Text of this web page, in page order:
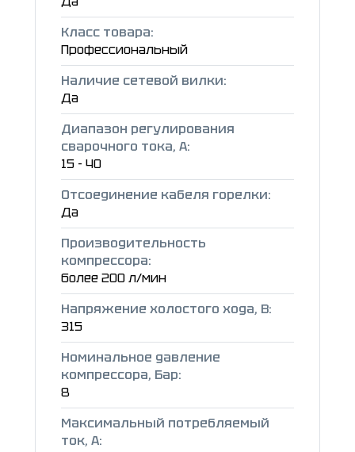
Класс товара:
Профессиональный
Наличие сетевой вилки:
Да
Диапазон регулирования
сварочного тока, А:
15 - 40
Отсоединение кабеля горелки:
Да
Производительность
компрессора:
более 200 л/мин
Напряжение холостого хода, В:
315
Номинальное давление
компрессора, Бар:
8
Максимальный потребляемый
ток, А: